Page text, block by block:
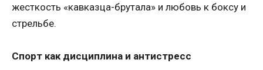
жесткость «кавказца-брутала» и любовь к боксу и
стрельбе.
Спорт как дисциплина и антистресс